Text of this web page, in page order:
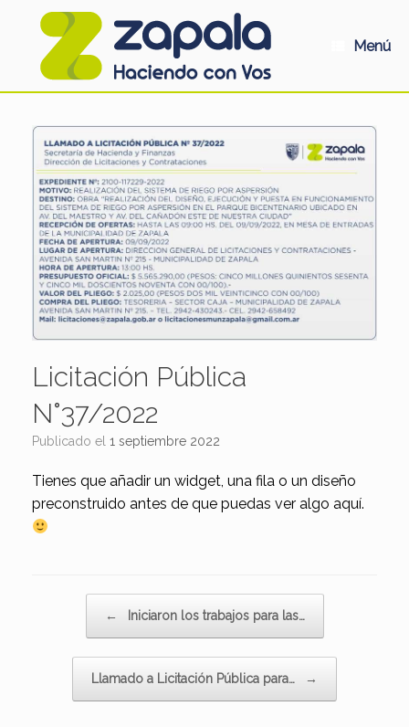
Menú
Licitación Pública
N°37/2022
Publicado el 1 septiembre 2022
Tienes que añadir un widget, una fila o un diseño
preconstruido antes de que puedas ver algo aquí.
← Iniciaron los trabajos para las…
Llamado a Licitación Pública para… →